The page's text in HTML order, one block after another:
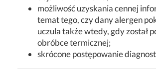
możliwość uzyskania cennej
temat tego, czy dany alergen
uczula także wtedy, gdy został
obróbce termicznej;
skrócone postępowanie